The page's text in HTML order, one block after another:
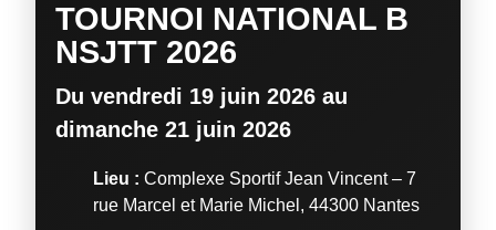
TOURNOI NATIONAL B
NSJTT 2026
Du vendredi 19 juin 2026 au
dimanche 21 juin 2026
Lieu : Complexe Sportif Jean Vincent – 7
rue Marcel et Marie Michel, 44300 Nantes